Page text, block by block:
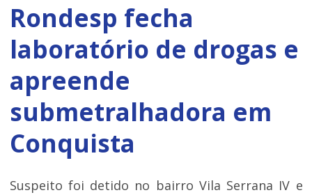
Rondesp fecha
laboratório de drogas e
apreende
submetralhadora em
Conquista
Suspeito foi detido no bairro Vila Serrana IV e